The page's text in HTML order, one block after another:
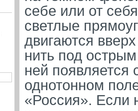
себе или от
светлые
двигаются
нить под
ней
однотонном
«Россия». Если